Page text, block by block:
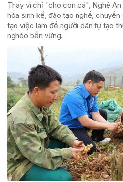
Thay vì chỉ "cho con cá", Nghệ
hóa sinh kế, đào tạo nghề,
tạo việc làm để người dân tự tạo
nghèo bền vững.